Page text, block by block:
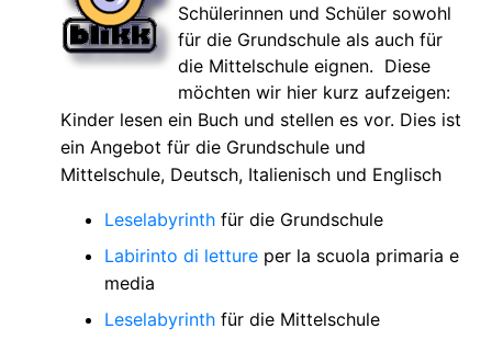
Schülerinnen und Schüler sowohl
für die Grundschule als auch für
die Mittelschule eignen. Diese
möchten wir hier kurz aufzeigen:
Kinder lesen ein Buch und stellen es vor. Dies ist
ein Angebot für die Grundschule und
Mittelschule, Deutsch, Italienisch und Englisch
Leselabyrinth für die Grundschule
Labirinto di letture per la scuola primaria e
media
Leselabyrinth für die Mittelschule